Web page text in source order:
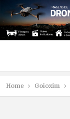
Home Goioxim